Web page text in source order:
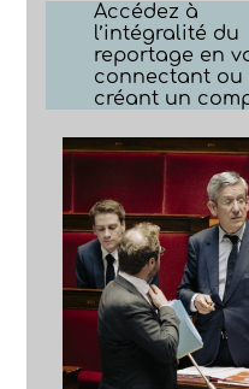
Accédez à
l’intégralité du
reportage en
connectant ou
créant un